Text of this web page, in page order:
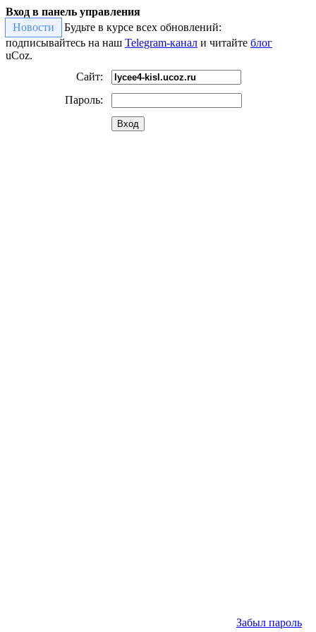
Вход в панель управления
Новости
Будьте в курсе всех обновлений:
подписывайтесь на наш Telegram-канал и читайте блог
uCoz.
Сайт:
Пароль:
Вход
Забыл пароль